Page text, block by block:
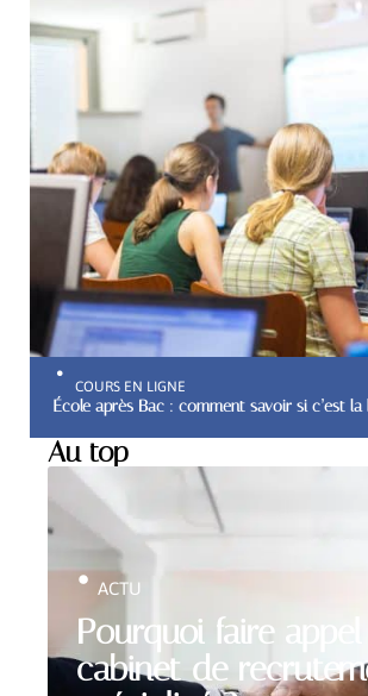
COURS EN LIGNE
École après Bac : comment savoir si c’est la
Au top
Pourquoi faire
cabinet de
ACTU